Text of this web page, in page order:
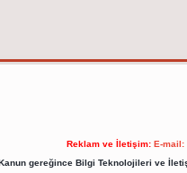
Reklam ve İletişim: E-mail:
gereğince Bilgi Teknolojileri ve